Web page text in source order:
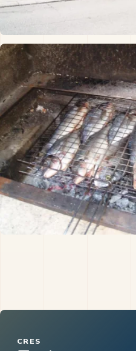
CRES